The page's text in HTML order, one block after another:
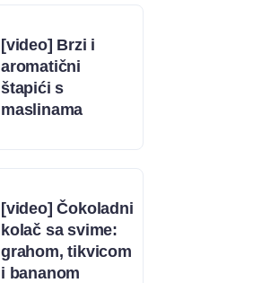
[video] Brzi i
aromatični
štapići s
maslinama
[video] Čokoladni
kolač sa svime:
grahom, tikvicom
i bananom